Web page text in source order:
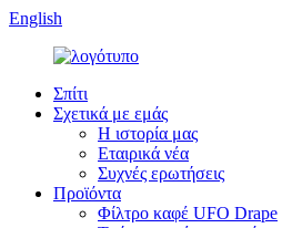
English
Σπίτι
Σχετικά με εμάς
Η ιστορία μας
Εταιρικά νέα
Συχνές ερωτήσεις
Προϊόντα
Φίλτρο καφέ UFO Drape